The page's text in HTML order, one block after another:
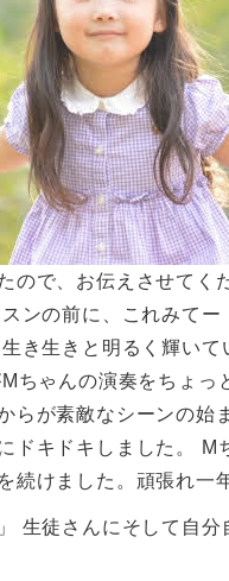
ので、お伝えさせてく
ンの前に、これみて
き生きと明るく輝い
ちゃんの演奏をちょ
らが素敵なシーンの始
ドキドキしました。
続けました。頑張れ一
生徒さんにそして自